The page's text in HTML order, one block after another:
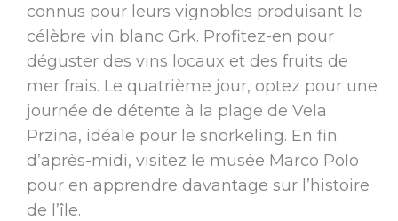
connus pour leurs vignobles produisant le
célèbre vin blanc Grk. Profitez-en pour
déguster des vins locaux et des fruits de
mer frais. Le quatrième jour, optez pour une
journée de détente à la plage de Vela
Przina, idéale pour le snorkeling. En fin
d’après-midi, visitez le musée Marco Polo
pour en apprendre davantage sur l’histoire
de l’île.